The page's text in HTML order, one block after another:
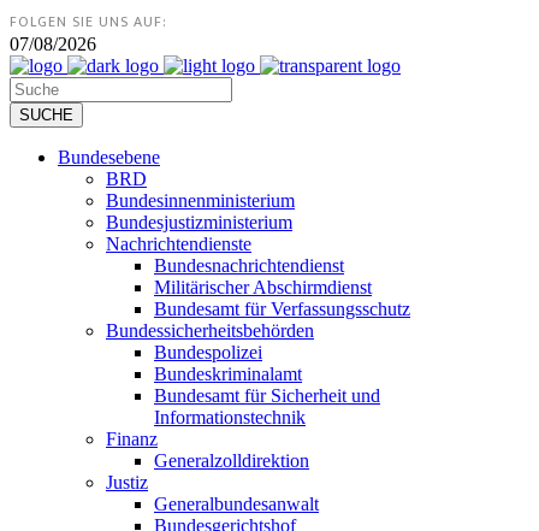
FOLGEN SIE UNS AUF:
07/08/2026
Bundesebene
BRD
Bundesinnenministerium
Bundesjustizministerium
Nachrichtendienste
Bundesnachrichtendienst
Militärischer Abschirmdienst
Bundesamt für Verfassungsschutz
Bundessicherheitsbehörden
Bundespolizei
Bundeskriminalamt
Bundesamt für Sicherheit und
Informationstechnik
Finanz
Generalzolldirektion
Justiz
Generalbundesanwalt
Bundesgerichtshof